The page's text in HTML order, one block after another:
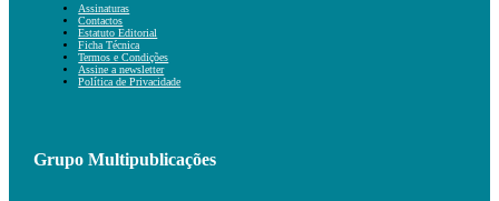
Assinaturas
Contactos
Estatuto Editorial
Ficha Técnica
Termos e Condições
Assine a newsletter
Política de Privacidade
Grupo Multipublicações